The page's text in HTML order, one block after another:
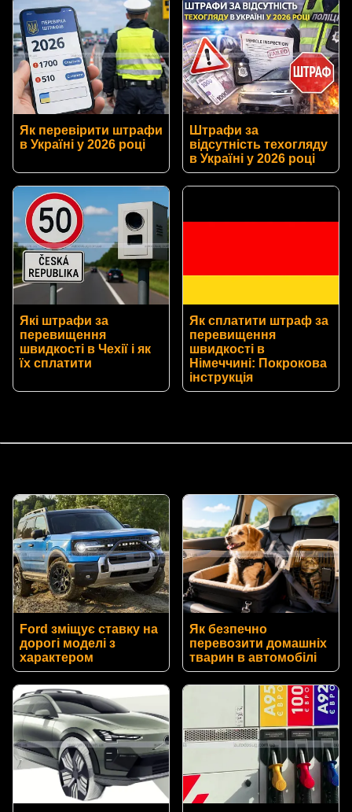
Як перевірити штрафи
в Україні у 2026 році
Штрафи за
відсутність техогляду
в Україні у 2026 році
Які штрафи за
перевищення
швидкості в Чехії і як
їх сплатити
Як сплатити штраф за
перевищення
швидкості в
Німеччині: Покрокова
інструкція
Ford зміщує ставку на
дорогі моделі з
характером
Як безпечно
перевозити домашніх
тварин в автомобілі